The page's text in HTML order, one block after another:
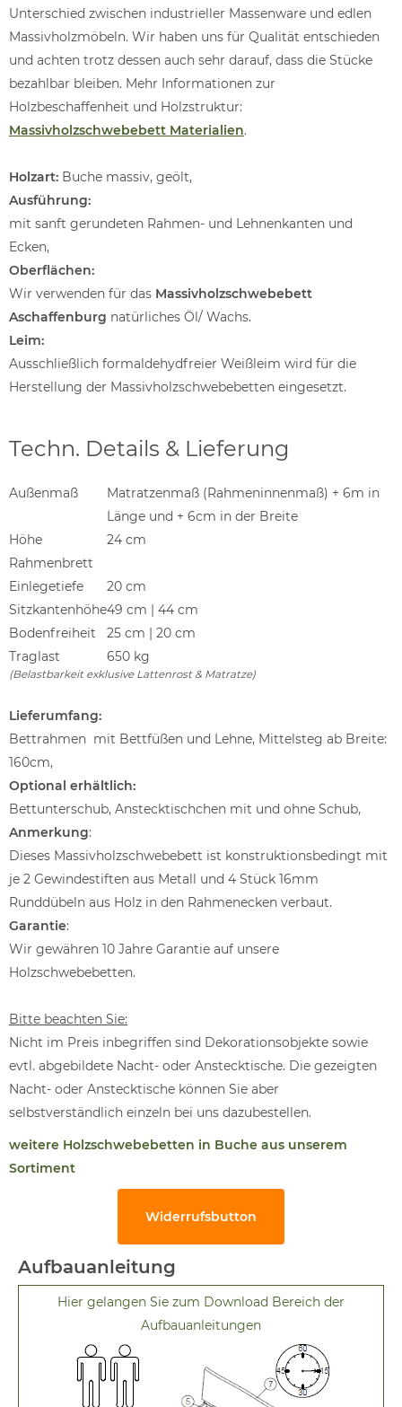
Unterschied zwischen industrieller Massenware und edlen
Massivholzmöbeln. Wir haben uns für Qualität entschieden
und achten trotz dessen auch sehr darauf, dass die Stücke
bezahlbar bleiben. Mehr Informationen zur
Holzbeschaffenheit und Holzstruktur:
Massivholzschwebebett Materialien.
Holzart: Buche massiv, geölt,
Ausführung:
mit sanft gerundeten Rahmen- und Lehnenkanten und
Ecken,
Oberflächen:
Wir verwenden für das Massivholzschwebebett
Aschaffenburg natürliches Öl/ Wachs.
Leim:
Ausschließlich formaldehydfreier Weißleim wird für die
Herstellung der Massivholzschwebebetten eingesetzt.
Techn. Details & Lieferung
Außenmaß
Matratzenmaß (Rahmeninnenmaß) + 6m in
Länge und + 6cm in der Breite
Höhe
Rahmenbrett
24 cm
Einlegetiefe
20 cm
Sitzkantenhöhe49 cm | 44 cm
Bodenfreiheit
25 cm | 20 cm
Traglast
650 kg
(Belastbarkeit exklusive Lattenrost & Matratze)
Lieferumfang:
Bettrahmen mit Bettfüßen und Lehne, Mittelsteg ab Breite:
160cm,
Optional erhältlich:
Bettunterschub, Anstecktischchen mit und ohne Schub,
Anmerkung:
Dieses Massivholzschwebebett ist konstruktionsbedingt mit
je 2 Gewindestiften aus Metall und 4 Stück 16mm
Runddübeln aus Holz in den Rahmenecken verbaut.
Garantie:
Wir gewähren 10 Jahre Garantie auf unsere
Holzschwebebetten.
Bitte beachten Sie:
Nicht im Preis inbegriffen sind Dekorationsobjekte sowie
evtl. abgebildete Nacht- oder Anstecktische. Die gezeigten
Nacht- oder Anstecktische können Sie aber
selbstverständlich einzeln bei uns dazubestellen.
weitere Holzschwebebetten in Buche aus unserem
Sortiment
Widerrufsbutton
Aufbauanleitung
Hier gelangen Sie zum Download Bereich der
Aufbauanleitungen